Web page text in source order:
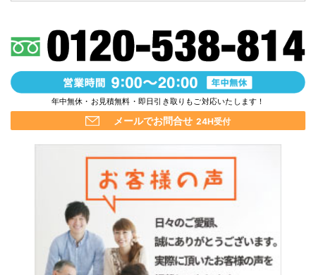
年中無休・お見積無料・即日引き取りもご対応いたします！
メールでお問合せ 24H受付